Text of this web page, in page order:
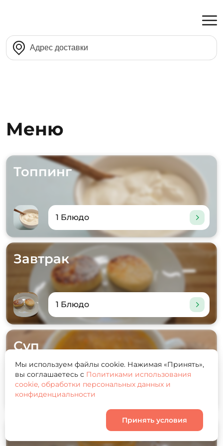
0
Меню
Топпинг
1 Блюдо
Завтрак
1 Блюдо
Суп
1 Блюдо
Мы используем файлы cookie. Нажимая «Принять»,
вы соглашаетесь с Политиками использования
cookie, обработки персональных данных и
конфиденциальности
Принять условия